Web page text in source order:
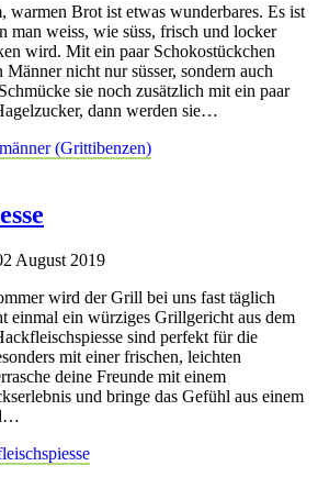
warmen Brot ist etwas wunderbares. Es ist
man weiss, wie süss, frisch und locker
wird. Mit ein paar Schokostückchen
nicht nur süsser, sondern auch
sie noch zusätzlich mit ein paar
dann werden sie…
(Grittibenzen)
August 2019
wird der Grill bei uns fast täglich
einmal ein würziges Grillgericht aus dem
sind perfekt für die
mit einer frischen, leichten
deine Freunde mit einem
und bringe das Gefühl aus einem